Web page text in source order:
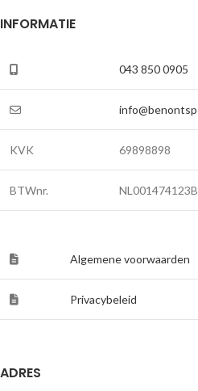
INFORMATIE
043 850 0905
KVK 69898898
BTWnr.
Algemene voorwaarden
Privacybeleid
ADRES